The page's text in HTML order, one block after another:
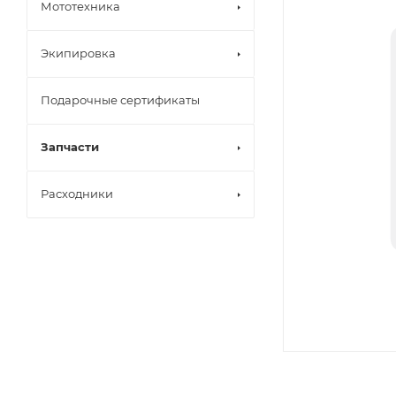
Мототехника
Экипировка
Подарочные сертификаты
Запчасти
Расходники